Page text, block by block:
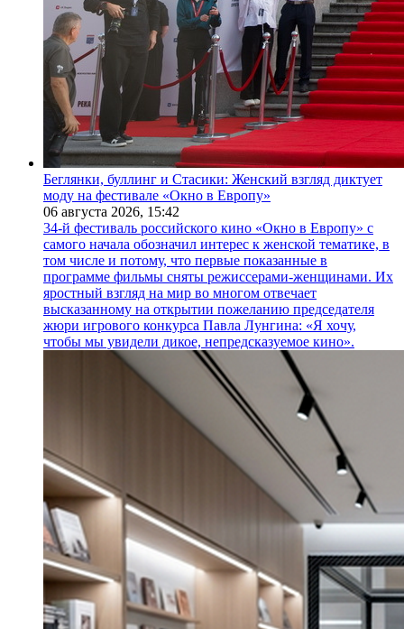
Беглянки, буллинг и Стасики: Женский взгляд диктует
моду на фестивале «Окно в Европу»
06 августа 2026, 15:42
34-й фестиваль российского кино «Окно в Европу» с
самого начала обозначил интерес к женской тематике, в
том числе и потому, что первые показанные в
программе фильмы сняты режиссерами-женщинами. Их
яростный взгляд на мир во многом отвечает
высказанному на открытии пожеланию председателя
жюри игрового конкурса Павла Лунгина: «Я хочу,
чтобы мы увидели дикое, непредсказуемое кино».